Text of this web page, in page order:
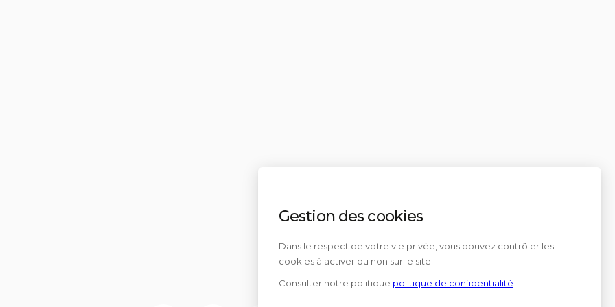
Gestion des cookies
Dans le respect de votre vie privée, vous pouvez contrôler les
cookies à activer ou non sur le site.
Consulter notre politique politique de confidentialité